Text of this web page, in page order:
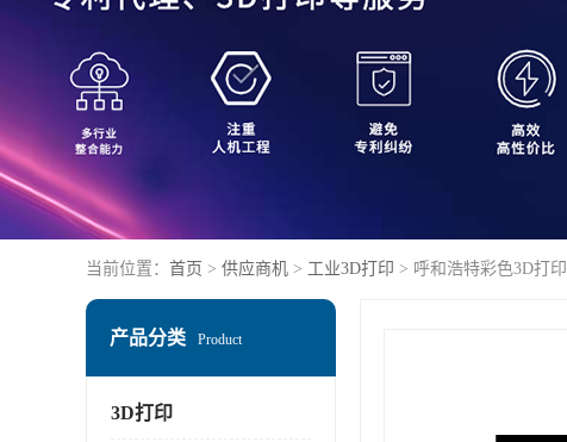
当前位置： 首页 > 供应商机 > 工业3D打印 > 呼和浩特彩色3D打印
产品分类 Product
3D打印